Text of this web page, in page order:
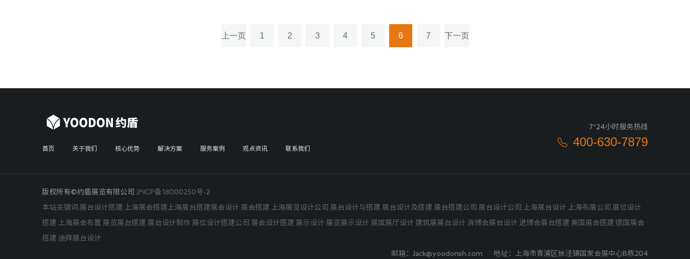
上一页 1 2 3 4 5 6 7 下一页
首页 关于我们 核心优势 解决方案 服务案例 观点资讯 联系我们
7*24小时服务热线
400-630-7879
版权所有©约盾展览有限公司 沪ICP备18000250号-2
本站关键词:展台设计搭建 上海展会搭建 上海展台搭建展会设计 展会搭建 上海展览设计公司 展台设计与搭建 展台设计及搭建 展台搭建公司 展台设计公司 上海展台设计 上海布展公司 展位设计
搭建 上海展会布置 展览展台搭建 展台设计制作 展位设计搭建公司 展会设计搭建 展示设计 展览展示设计 展馆展厅设计 建筑展展台设计 消博会展台设计 进博会展台搭建 美国展会搭建 德国展会
搭建 迪拜展台设计
邮箱：Jack@yoodonsh.com 地址：上海市青浦区徐泾镇国家会展中心B栋204